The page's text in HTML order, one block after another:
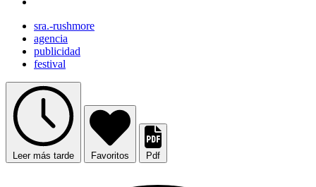
sra.-rushmore
agencia
publicidad
festival
Leer más tarde Favoritos Pdf